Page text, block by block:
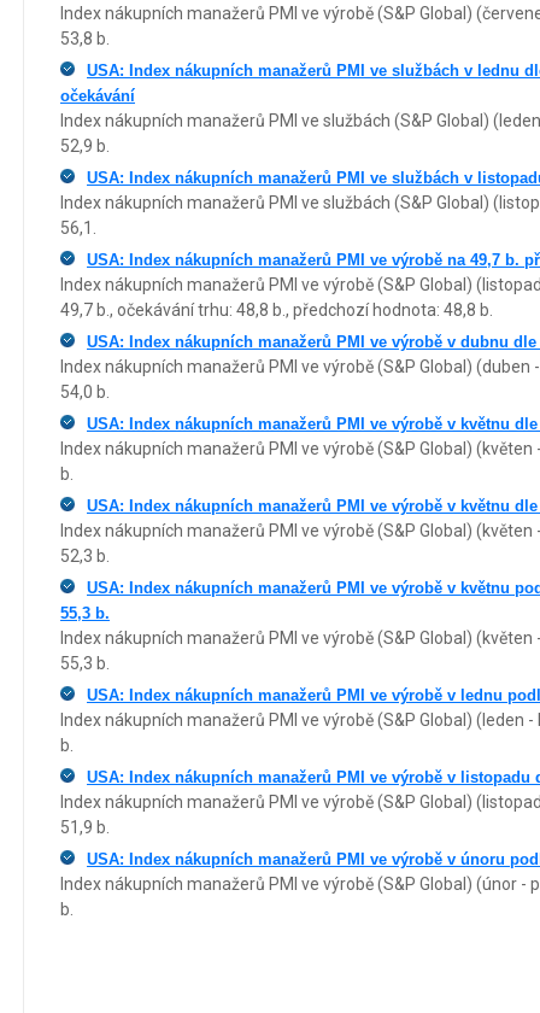
Index nákupních manažerů PMI ve výrobě (S&P Global)
53,8 b.
USA: Index nákupních manažerů PMI ve službách v lednu
očekávání
Index nákupních manažerů PMI ve službách (S&P Global)
52,9 b.
USA: Index nákupních manažerů PMI ve službách v
Index nákupních manažerů PMI ve službách (S&P Global)
56,1.
USA: Index nákupních manažerů PMI ve výrobě na 49,7 b.
Index nákupních manažerů PMI ve výrobě (S&P Global)
49,7 b., očekávání trhu: 48,8 b., předchozí hodnota: 48,8 b.
USA: Index nákupních manažerů PMI ve výrobě v dubnu
Index nákupních manažerů PMI ve výrobě (S&P Global)
54,0 b.
USA: Index nákupních manažerů PMI ve výrobě v květnu
Index nákupních manažerů PMI ve výrobě (S&P Global)
b.
USA: Index nákupních manažerů PMI ve výrobě v květnu
Index nákupních manažerů PMI ve výrobě (S&P Global)
52,3 b.
USA: Index nákupních manažerů PMI ve výrobě v květnu
55,3 b.
Index nákupních manažerů PMI ve výrobě (S&P Global)
55,3 b.
USA: Index nákupních manažerů PMI ve výrobě v lednu
Index nákupních manažerů PMI ve výrobě (S&P Global) (leden
b.
USA: Index nákupních manažerů PMI ve výrobě v listopadu
Index nákupních manažerů PMI ve výrobě (S&P Global)
51,9 b.
USA: Index nákupních manažerů PMI ve výrobě v únoru
Index nákupních manažerů PMI ve výrobě (S&P Global) (únor -
b.